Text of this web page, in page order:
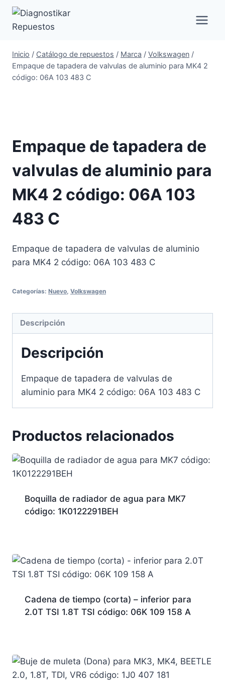
Saltar
contenido
Inicio / Catálogo de repuestos / Marca / Volkswagen /
Empaque de tapadera de valvulas de aluminio para MK4 2
código: 06A 103 483 C
Empaque de tapadera de
valvulas de aluminio para
MK4 2 código: 06A 103
483 C
Empaque de tapadera de valvulas de aluminio
para MK4 2 código: 06A 103 483 C
Categorías: Nuevo Volkswagen
Descripción
Descripción
Empaque de tapadera de valvulas de
aluminio para MK4 2 código: 06A 103 483 C
Productos relacionados
Boquilla de radiador de agua para MK7
código: 1K0122291BEH
Cadena de tiempo (corta) – inferior para
2.0T TSI 1.8T TSI código: 06K 109 158 A